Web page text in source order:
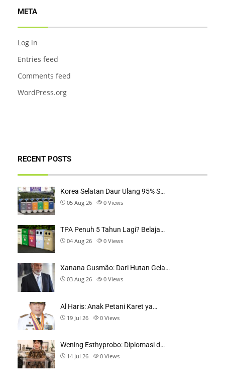
META
Log in
Entries feed
Comments feed
WordPress.org
RECENT POSTS
Korea Selatan Daur Ulang 95% S…
05 Aug 26 0 Views
TPA Penuh 5 Tahun Lagi? Belaja…
04 Aug 26 0 Views
Xanana Gusmão: Dari Hutan Gela…
03 Aug 26 0 Views
Al Haris: Anak Petani Karet ya…
19 Jul 26 0 Views
Wening Esthyprobo: Diplomasi d…
14 Jul 26 0 Views